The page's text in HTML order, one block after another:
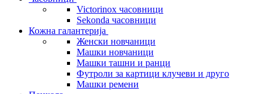
Victorinox часовници
Sekonda часовници
Кожна галантерија
Женски новчаници
Машки новчаници
Машки ташни и ранци
Футроли за картици клучеви и друго
Машки ремени